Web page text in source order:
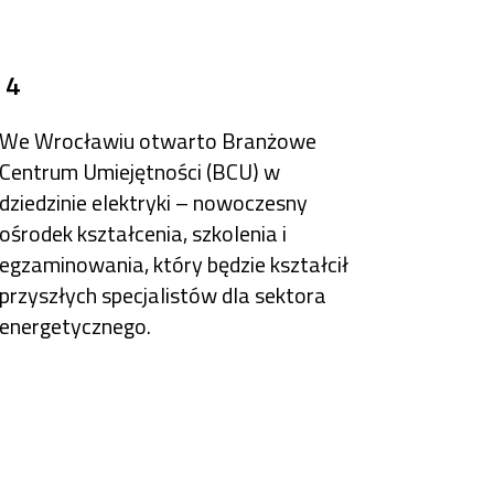
We Wrocławiu otwarto Branżowe
Centrum Umiejętności (BCU) w
dziedzinie elektryki – nowoczesny
ośrodek kształcenia, szkolenia i
egzaminowania, który będzie kształcił
przyszłych specjalistów dla sektora
energetycznego.